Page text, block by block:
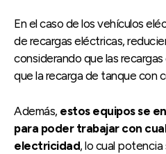
En el caso de los vehículos
de recargas eléctricas,
considerando que las
que la recarga de tanque con
Además, estos equipos se
para poder trabajar con
electricidad, lo cual